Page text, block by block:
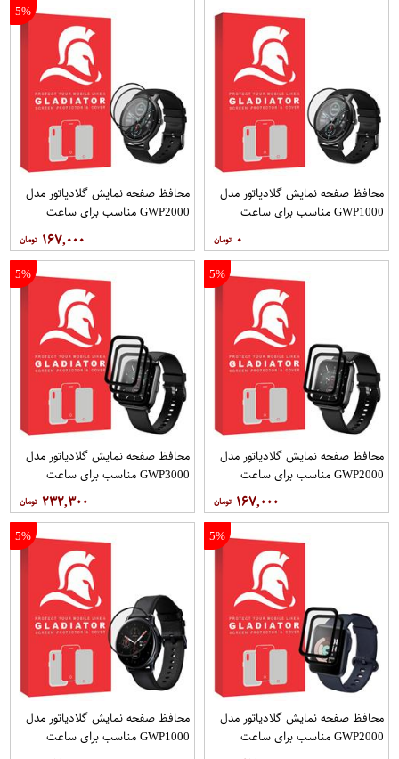
محافظ صفحه نمایش گلادیاتور مدل
GWP1000 مناسب برای ساعت
۰
5%
محافظ صفحه نمایش گلادیاتور مدل
GWP2000 مناسب برای ساعت
هوشمند شیائومی Mibro Air بسته دو
عددی
۱۶۷,۰۰۰
5%
محافظ صفحه نمایش گلادیاتور مدل
GWP2000 مناسب برای ساعت
هوشمند شیائومی Mibro Color بسته
دو عددی
۱۶۷,۰۰۰
5%
محافظ صفحه نمایش گلادیاتور مدل
GWP3000 مناسب برای ساعت
هوشمند شیائومی Mibro Color بسته
سه عددی
۲۳۲,۳۰۰
5%
محافظ صفحه نمایش گلادیاتور مدل
GWP2000 مناسب برای ساعت
5%
محافظ صفحه نمایش گلادیاتور مدل
GWP1000 مناسب برای ساعت